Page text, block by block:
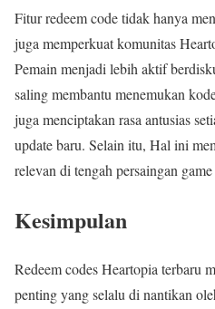
Fitur redeem code tidak hanya
juga memperkuat komunitas
Pemain menjadi lebih aktif
saling membantu menemukan
juga menciptakan rasa antusias
update baru. Selain itu, Hal ini
relevan di tengah persaingan
Kesimpulan
Redeem codes Heartopia terbaru
penting yang selalu di nantikan